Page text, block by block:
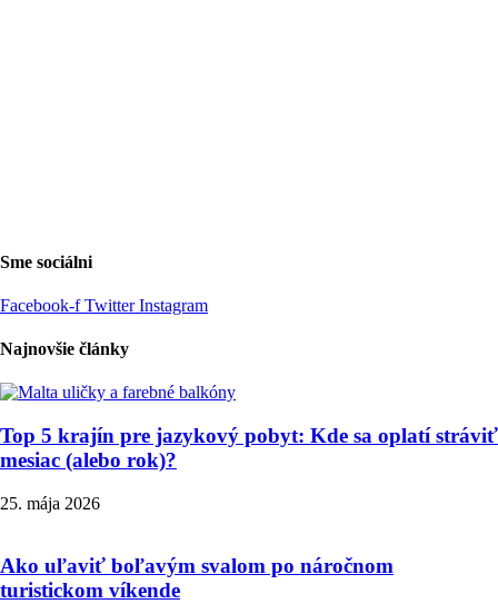
Sme sociálni
Facebook-f Twitter Instagram
Najnovšie články
Top 5 krajín pre jazykový pobyt: Kde sa oplatí stráviť
mesiac (alebo rok)?
25. mája 2026
Ako uľaviť boľavým svalom po náročnom
turistickom víkende